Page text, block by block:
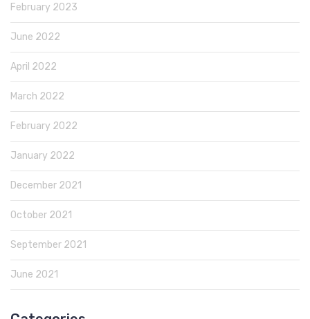
February 2023
June 2022
April 2022
March 2022
February 2022
January 2022
December 2021
October 2021
September 2021
June 2021